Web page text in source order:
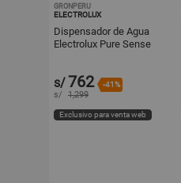
GRONPERU
ELECTROLUX
Dispensador de Agua
Electrolux Pure Sense
s/762 -41%
s/ 1,299
Exclusivo para venta web